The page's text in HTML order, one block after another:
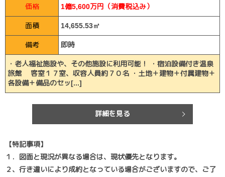
価格 1億5,600万円（消費税込み）
面積 14,655.53㎡
備考 即時
・老人福祉施設や、その他施設に利用可能！ ・宿泊設備付き温泉
旅館 客室１７室、収容人員約７０名 ・土地＋建物＋付属建物＋
各設備＋備品のセッ[...]
詳細を見る
【特記事項】
１．図面と現況が異なる場合は、現状優先となります。
２、行き違いにより成約となっている場合がございますので、ご了